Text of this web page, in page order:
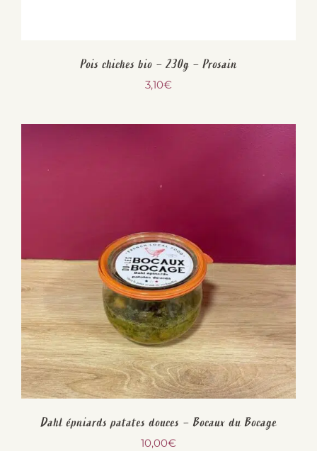
Pois chiches bio – 230g – Prosain
3,10€
Dahl épniards patates douces – Bocaux du Bocage
10,00€